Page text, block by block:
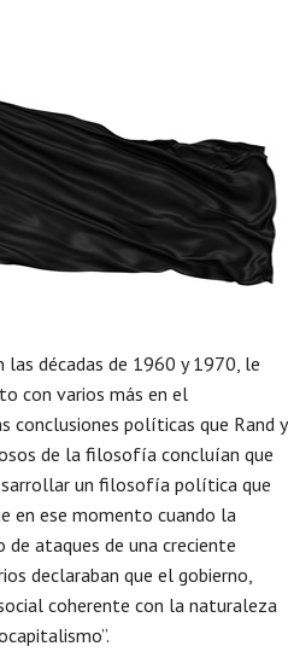
décadas de 1960 y 1970, le
con varios más en el
conclusiones políticas que Rand y
de la filosofía concluían que
un filosofía política que
en ese momento cuando la
ataques de una creciente
declaraban que el gobierno,
coherente con la naturaleza